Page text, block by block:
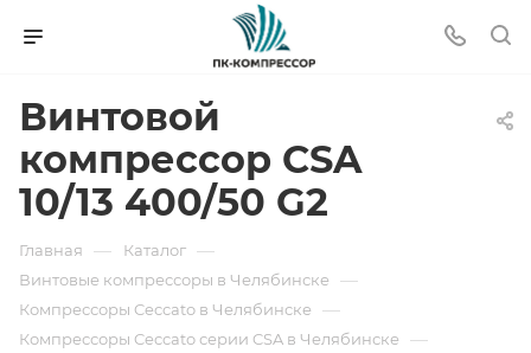
Винтовой
компрессор CSA
10/13 400/50 G2
Главная — Каталог —
Винтовые компрессоры в Челябинске —
Компрессоры Ceccato в Челябинске —
Компрессоры Ceccato серии CSA в Челябинске —